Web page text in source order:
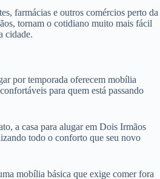
farmácias e outros comércios perto da
tornam o cotidiano muito mais fácil
cidade.
por temporada oferecem mobília
para quem está passando
a casa para alugar em Dois Irmãos
todo o conforto que seu novo
mobília básica que exige comer fora